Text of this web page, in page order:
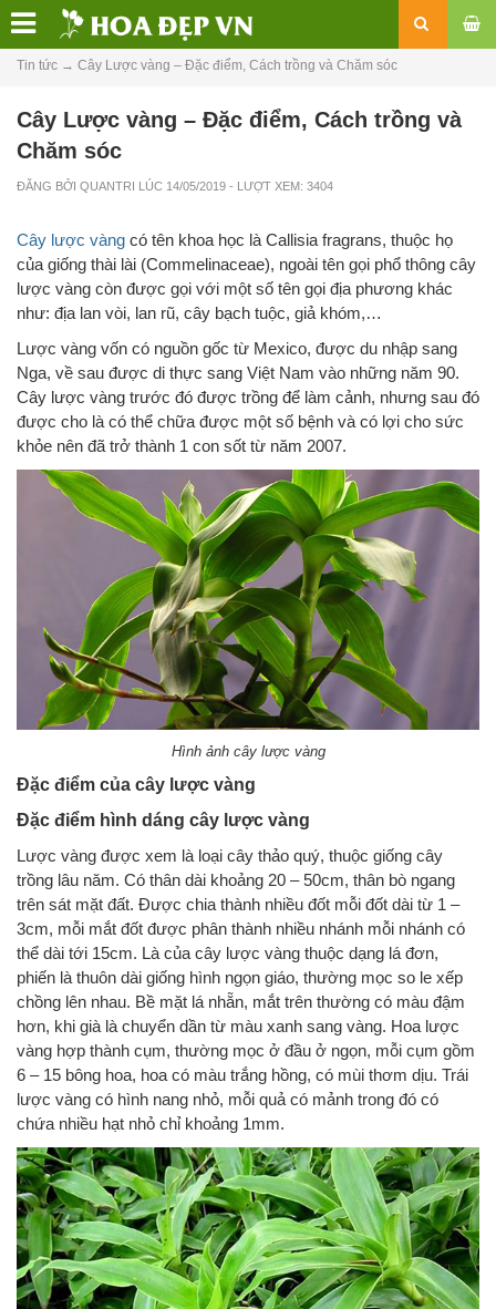
Tin tức → Cây Lược vàng – Đặc điểm, Cách trồng và Chăm sóc
Cây Lược vàng – Đặc điểm, Cách trồng và
Chăm sóc
ĐĂNG BỞI QUANTRI LÚC 14/05/2019 - LƯỢT XEM: 3404
Cây lược vàng có tên khoa học là Callisia fragrans, thuộc họ
của giống thài lài (Commelinaceae), ngoài tên gọi phổ thông cây
lược vàng còn được gọi với một số tên gọi địa phương khác
như: địa lan vòi, lan rũ, cây bạch tuộc, giả khóm,…
Lược vàng vốn có nguồn gốc từ Mexico, được du nhập sang
Nga, về sau được di thực sang Việt Nam vào những năm 90.
Cây lược vàng trước đó được trồng để làm cảnh, nhưng sau đó
được cho là có thể chữa được một số bệnh và có lợi cho sức
khỏe nên đã trở thành 1 con sốt từ năm 2007.
Hình ảnh cây lược vàng
Đặc điểm của cây lược vàng
Đặc điểm hình dáng cây lược vàng
Lược vàng được xem là loại cây thảo quý, thuộc giống cây
trồng lâu năm. Có thân dài khoảng 20 – 50cm, thân bò ngang
trên sát mặt đất. Được chia thành nhiều đốt mỗi đốt dài từ 1 –
3cm, mỗi mắt đốt được phân thành nhiều nhánh mỗi nhánh có
thể dài tới 15cm. Là của cây lược vàng thuộc dạng lá đơn,
phiến là thuôn dài giống hình ngọn giáo, thường mọc so le xếp
chồng lên nhau. Bề mặt lá nhẵn, mắt trên thường có màu đậm
hơn, khi già là chuyển dần từ màu xanh sang vàng. Hoa lược
vàng hợp thành cụm, thường mọc ở đầu ở ngọn, mỗi cụm gồm
6 – 15 bông hoa, hoa có màu trắng hồng, có mùi thơm dịu. Trái
lược vàng có hình nang nhỏ, mỗi quả có mảnh trong đó có
chứa nhiều hạt nhỏ chỉ khoảng 1mm.